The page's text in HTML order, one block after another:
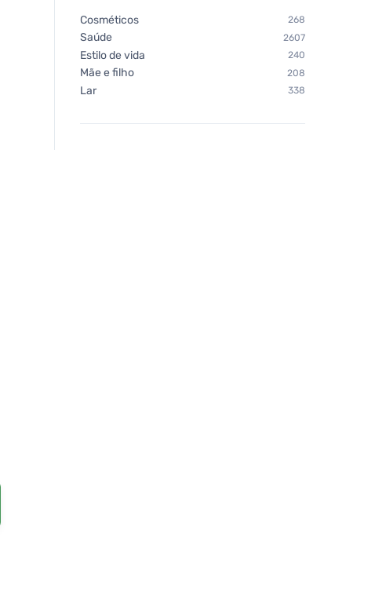
Cosméticos 268
Saúde 2607
Estilo de vida 240
Mãe e filho 208
Lar 338